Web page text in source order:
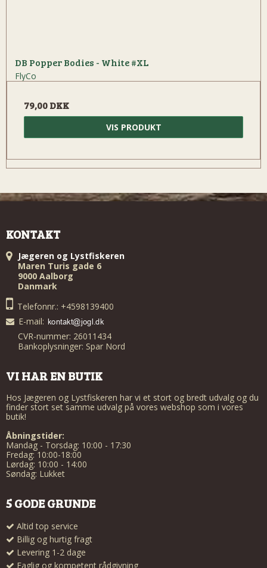
DB Popper Bodies - White #XL
FlyCo
79,00 DKK
VIS PRODUKT
KONTAKT
Jægeren og Lystfiskeren
Maren Turis gade 6
9000 Aalborg
Danmark
Telefonnr.: +4598139400
E-mail:
CVR-nummer: 26011434
Bankoplysninger: Spar Nord
VI HAR EN BUTIK
Hos Jægeren og Lystfiskeren har vi et stort og bredt udvalg og du
finder stort set samme udvalg på vores webshop som i vores
butik!
Åbningstider:
Mandag - Torsdag: 10:00 - 17:30
Fredag: 10:00-18:00
Lørdag: 10:00 - 14:00
Søndag: Lukket
5 GODE GRUNDE
Altid top service
Billig og hurtig fragt
Levering 1-2 dage
Faglig og kompetent rådgivning